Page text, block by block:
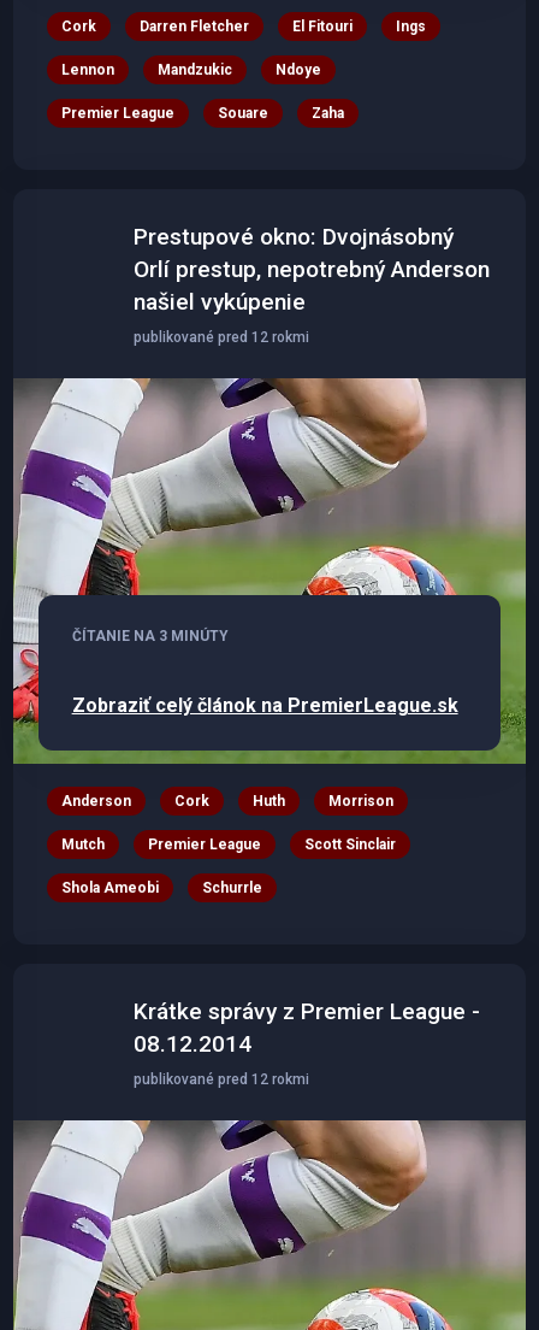
Cork Darren Fletcher El Fitouri Ings
Lennon Mandzukic Ndoye
Premier League Souare Zaha
Prestupové okno: Dvojnásobný
Orlí prestup, nepotrebný Anderson
našiel vykúpenie
publikované pred 12 rokmi
ČÍTANIE NA 3 MINÚTY
Zobraziť celý článok na PremierLeague.sk
Anderson Cork Huth Morrison
Mutch Premier League Scott Sinclair
Shola Ameobi Schurrle
Krátke správy z Premier League -
08.12.2014
publikované pred 12 rokmi